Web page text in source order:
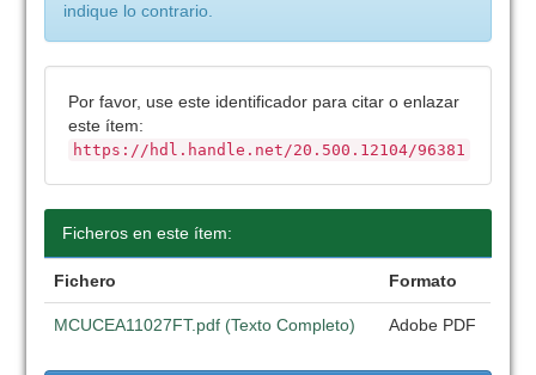
indique lo contrario.
Por favor, use este identificador para citar o enlazar
este ítem:
https://hdl.handle.net/20.500.12104/96381
Ficheros en este ítem:
Fichero Formato
MCUCEA11027FT.pdf (Texto Completo) Adobe PDF